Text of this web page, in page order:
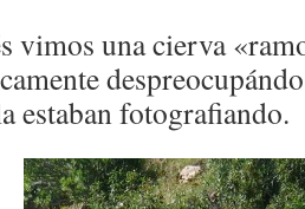
vimos una cierva
estaban fotografiando.